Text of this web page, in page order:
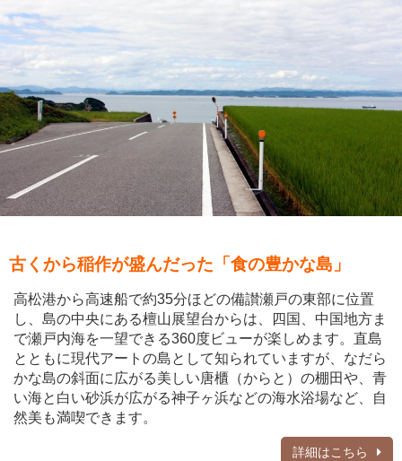
古くから稲作が盛んだった「食の豊かな島」
高松港から高速船で約35分ほどの備讃瀬戸の東部に位置
し、島の中央にある檀山展望台からは、四国、中国地方ま
で瀬戸内海を一望できる360度ビューが楽しめます。直島
とともに現代アートの島として知られていますが、なだら
かな島の斜面に広がる美しい唐櫃（からと）の棚田や、青
い海と白い砂浜が広がる神子ヶ浜などの海水浴場など、自
然美も満喫できます。
詳細はこちら